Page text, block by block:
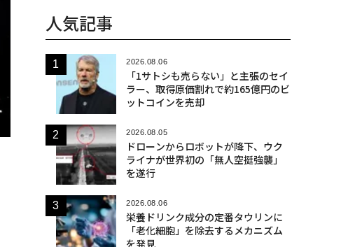
人気記事
2026.08.06
「1サトシも売らない」と主張のセイ
ラー、取得原価割れで約165億円のビ
ットコインを売却
2026.08.05
ドローンからロボットが降下、ウク
ライナが世界初の「無人空挺強襲」
を遂行
2026.08.06
栄養ドリンク成分の定番タウリンに
「老化細胞」を除去するメカニズム
を発見